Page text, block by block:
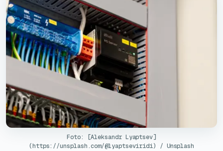
Foto: [Aleksandr Lyaptsev]
(https://unsplash.com/@lyaptseviridi) / Unsplash